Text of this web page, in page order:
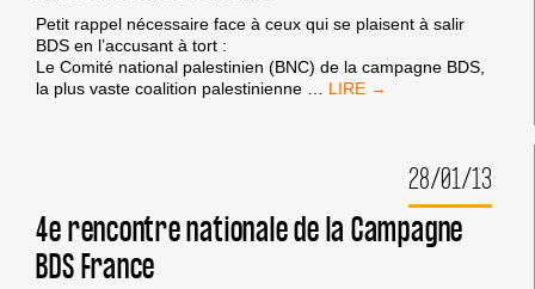
Petit rappel nécessaire face à ceux qui se plaisent à salir
BDS en l’accusant à tort :
Le Comité national palestinien (BNC) de la campagne BDS,
la plus vaste coalition palestinienne … COMMUNIQUÉ
DE
PERSONNES
28/01/13
4e rencontre nationale de la Campagne
BDS France